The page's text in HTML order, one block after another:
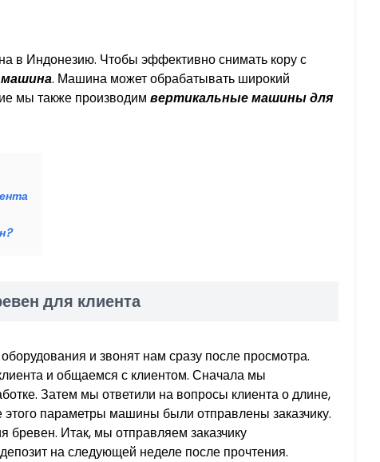
в Индонезию. Чтобы эффективно снимать кору с
машина. Машина может обрабатывать широкий
мы также производим вертикальные машины для
для клиента
и звонят нам сразу после просмотра.
и общаемся с клиентом. Сначала мы
Затем мы ответили на вопросы клиента о длине,
параметры машины были отправлены заказчику.
бревен. Итак, мы отправляем заказчику
на следующей неделе после прочтения.